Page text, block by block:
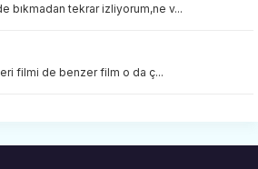
bıkmadan tekrar izliyorum,ne v...
filmi de benzer film o da ç...